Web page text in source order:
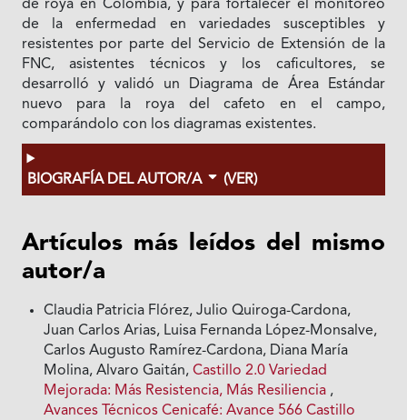
de roya en Colombia, y para fortalecer el monitoreo
de la enfermedad en variedades susceptibles y
resistentes por parte del Servicio de Extensión de la
FNC, asistentes técnicos y los caficultores, se
desarrolló y validó un Diagrama de Área Estándar
nuevo para la roya del cafeto en el campo,
comparándolo con los diagramas existentes.
BIOGRAFÍA DEL AUTOR/A (VER)
Artículos más leídos del mismo
autor/a
Claudia Patricia Flórez, Julio Quiroga-Cardona,
Juan Carlos Arias, Luisa Fernanda López-Monsalve,
Carlos Augusto Ramírez-Cardona, Diana María
Molina, Alvaro Gaitán,Castillo 2.0 Variedad
Mejorada: Más Resistencia, Más Resiliencia ,
Avances Técnicos Cenicafé: Avance 566 Castillo